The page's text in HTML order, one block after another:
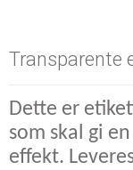
Transparente
Dette er
som skal gi
effekt.